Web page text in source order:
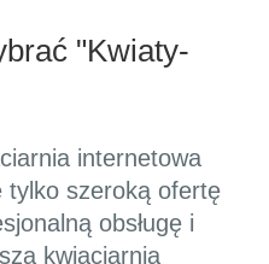
"Kwiaty-
internetowa
tylko szeroką ofertę
obsługę i
kwiaciarnia